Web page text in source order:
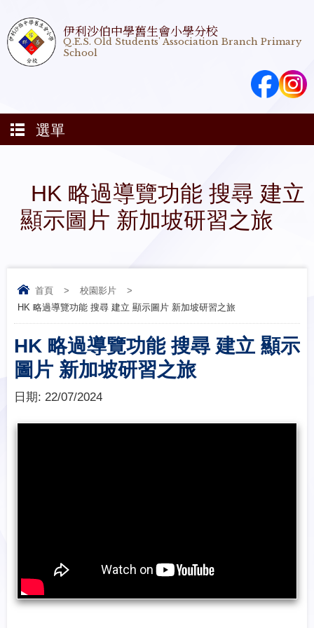
伊利沙伯中學舊生會小學分校
Q.E.S. Old Students' Association Branch Primary
School
選單
HK 略過導覽功能 搜尋 建立
顯示圖片 新加坡研習之旅
首頁 > 校園影片
>
HK 略過導覽功能 搜尋 建立 顯示圖片 新加坡研習之旅
HK 略過導覽功能 搜尋 建立 顯示
圖片 新加坡研習之旅
日期: 22/07/2024